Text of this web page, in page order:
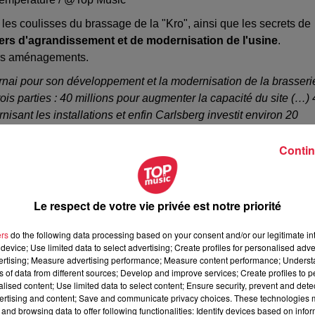
coulisses du brassage de la "Kro", ainsi que les secrets de
d'agrandissement et de modernisation de l'usine.
aménagements.
pour son développement et la modernisation de la
parties : 40 millions pour augmenter la capacité du site (…)
les installations et enfin Carlsberg investit environ 20
conditions de travail de ses 1200 salariés.
grande fête sera organisée ce samedi 14 septembre
invité les retraités qui ont participé à l'essor de cette
pour cette journée exceptionnelle.
Le respect de votre vie privée est notre priorité
do the following data processing based on your consent and/or our legitimate
Use limited data to select advertising; Create profiles for personalised
Measure advertising performance; Measure content performance;
of data from different sources; Develop and improve services; Create profiles to
content; Use limited data to select content; Ensure security, prevent and
and content; Save and communicate privacy choices. These technologies
browsing data to offer following functionalities: Identify devices based on